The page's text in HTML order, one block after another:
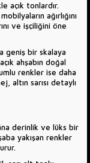
açık tonlardır.
ağırlığını
ve işçiliğini öne
geniş bir skalaya
ahşabın doğal
renkler ise daha
altın sarısı detaylı
derinlik ve lüks bir
yakışan renkler